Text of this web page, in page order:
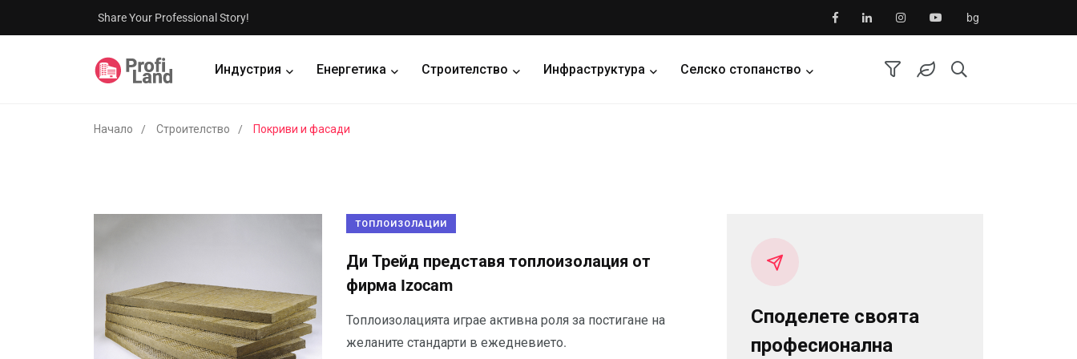
Share Your Professional Story! bg
Индустрия Енергетика Строителство Инфраструктура Селско стопанство
Начало Строителство Покриви и фасади
ТОПЛОИЗОЛАЦИИ
Ди Трейд представя топлоизолация от
фирма Izocam
Топлоизолацията играе активна роля за постигане на
желаните стандарти в ежедневието.
Споделете своята
професионална